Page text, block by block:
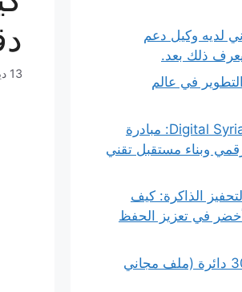
13 ديسمبر,2017
لديه وكيل دعم
يعرف ذلك بعد.
في عالم
ديجيتال سوريا Digital Syria: مبادرة
وبناء مستقبل تقني
الذاكرة: كيف
في تعزيز الحفظ
تمرين وتحدّي 30 دائرة (ملف مجاني